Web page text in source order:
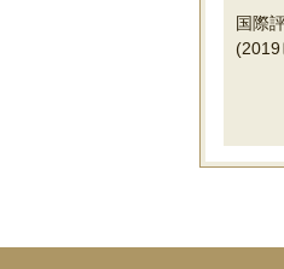
国際
(2019